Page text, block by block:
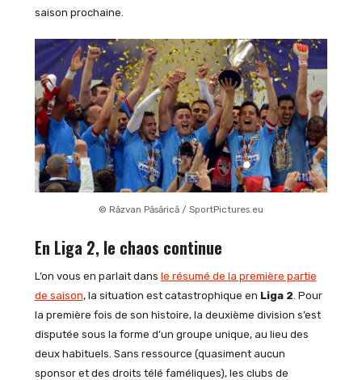
saison prochaine.
© Răzvan Păsărică / SportPictures.eu
En Liga 2, le chaos continue
L’on vous en parlait dans le résumé de la première partie
de saison, la situation est catastrophique en Liga 2 . Pour
la première fois de son histoire, la deuxième division s’est
disputée sous la forme d’un groupe unique, au lieu des
deux habituels. Sans ressource (quasiment aucun
sponsor et des droits télé faméliques), les clubs de